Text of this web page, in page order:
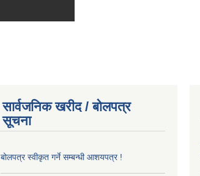
सार्वजनिक खरीद / बोलपत्र
सूचना
बोलपत्र स्वीकृत गर्ने सम्बन्धी आशयपत्र !